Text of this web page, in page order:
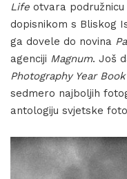
Life otvara
dopisnikom s Bliskog
ga dovele do novina
agenciji Magnum. Još
Photography Year Book
sedmero najboljih
antologiju svjetske